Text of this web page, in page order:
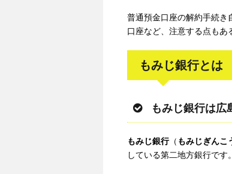
普通預金口座の解約手続き
口座など、注意する点もあ
もみじ銀行とは
もみじ銀行は広
もみじ銀行（ もみじぎんこ
している第二地方銀行です。